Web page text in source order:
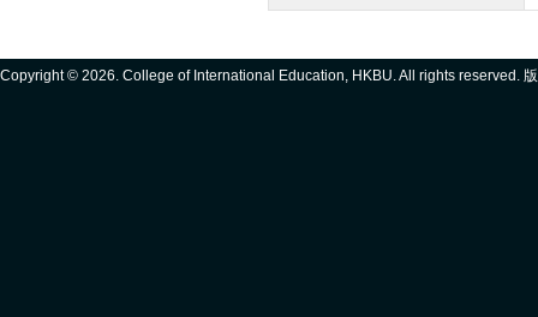
Copyright © 2026. College of International Education, HKBU. All rights reserved.